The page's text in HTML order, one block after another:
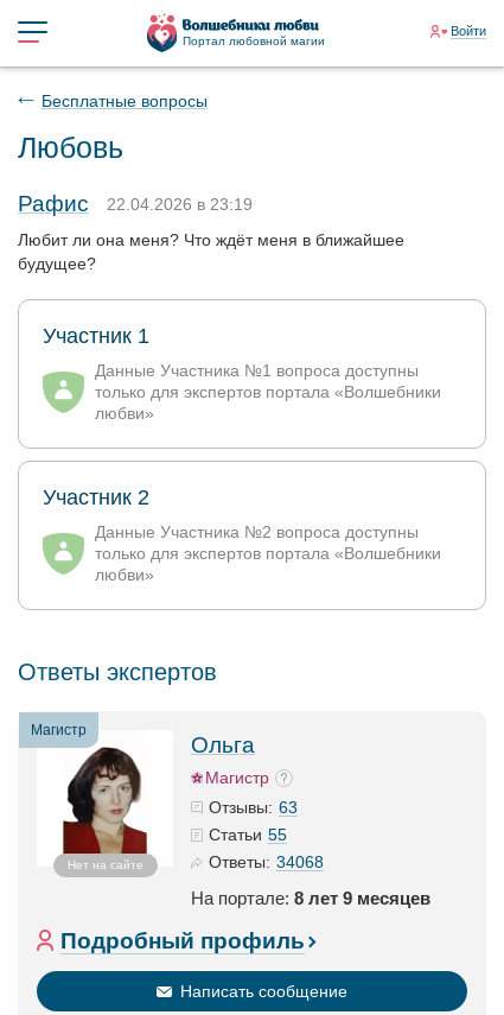
Портал любовной магии
Войти
Бесплатные вопросы
Любовь
Рафис
22.04.2026 в 23:19
Любит ли она меня? Что ждёт меня в ближайшее
будущее?
Участник 1
Данные Участника №1 вопроса доступны
только для экспертов портала «Волшебники
любви»
Участник 2
Данные Участника №2 вопроса доступны
только для экспертов портала «Волшебники
любви»
Ответы экспертов
Магистр
Нет на сайте
Ольга
Магистр
Отзывы: 63
Статьи 55
Ответы: 34068
На портале: 8 лет 9 месяцев
Подробный профиль
Написать сообщение